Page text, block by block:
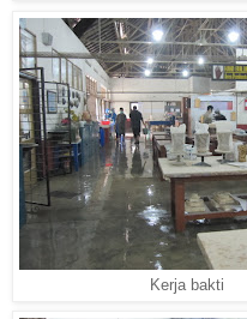
Kerja bakti